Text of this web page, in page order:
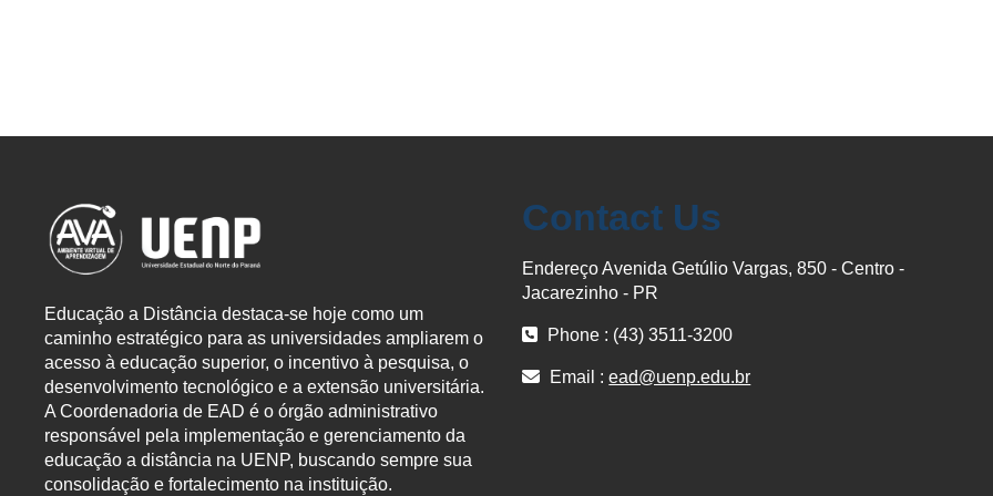
Educação a Distância destaca-se hoje como um
caminho estratégico para as universidades ampliarem o
acesso à educação superior, o incentivo à pesquisa, o
desenvolvimento tecnológico e a extensão universitária.
A Coordenadoria de EAD é o órgão administrativo
responsável pela implementação e gerenciamento da
educação a distância na UENP, buscando sempre sua
consolidação e fortalecimento na instituição.
Contact Us
Endereço Avenida Getúlio Vargas, 850 - Centro -
Jacarezinho - PR
Phone : (43) 3511-3200
Email :ead@uenp.edu.br